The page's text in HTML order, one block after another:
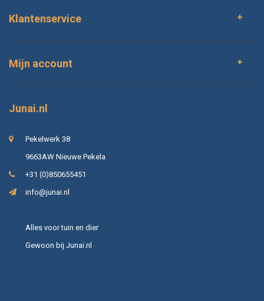
Klantenservice
Mijn account
Junai.nl
Pekelwerk 38
9663AW Nieuwe Pekela
+31 (0)850655451
info@junai.nl
Alles voor tuin en dier
Gewoon bij Junai.nl